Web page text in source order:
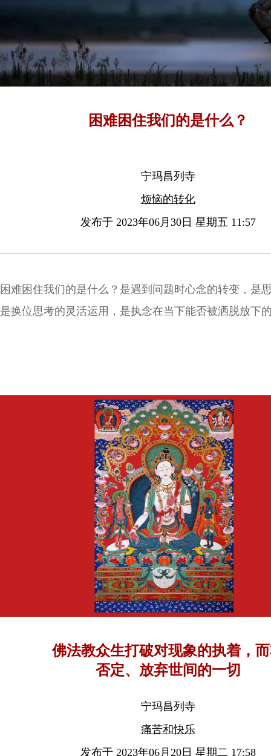
困难困住我们的是什么？
宁玛昌列寺
烦恼的转化
发布于 2023年06月30日 星期五 11:57
困难困住我们的是什么？是遇到问题时心念的转变，是
是换位思考的灵活运用，是执念在当下能否被洒脱放下
佛法教众生打破对现象的执着，
否定、放弃世间的一切
宁玛昌列寺
痛苦和快乐
发布于 2023年06月20日 星期二 17:58